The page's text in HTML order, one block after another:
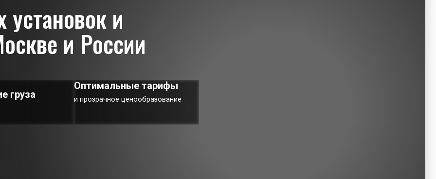
и России
груза
Оптимальные тарифы
и прозрачное ценообразование